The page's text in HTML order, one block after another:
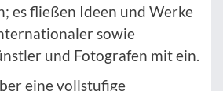
es fließen Ideen und Werke
sowie
und Fotografen mit ein.
eine vollstufige